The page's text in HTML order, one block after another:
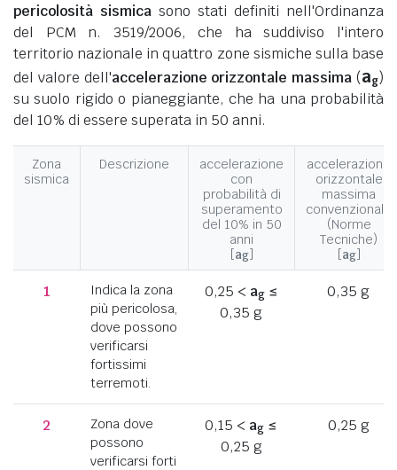
pericolosità sismica sono stati definiti nell'Ordinanza
del PCM n. 3519/2006, che ha suddiviso l'intero
territorio nazionale in quattro zone sismiche sulla base
del valore dell'accelerazione orizzontale massima (ag)
su suolo rigido o pianeggiante, che ha una probabilità
del 10% di essere superata in 50 anni.
Zona
sismica
Descrizione
accelerazione
con
probabilità di
superamento
del 10% in 50
anni
[ag]
accelerazione
orizzontale
massima
convenzionale
(Norme
Tecniche)
[ag]
1
Indica la zona
più pericolosa,
dove possono
verificarsi
fortissimi
terremoti.
0,25 < ag≤
0,35 g
0,35 g
2
Zona dove
possono
verificarsi forti
0,15 < ag ≤
0,25 g
0,25 g